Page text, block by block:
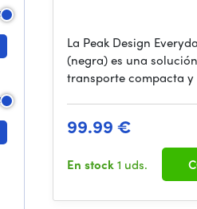
La Peak Design
(negra) es una
transporte compacta y
99.99 €
En stock1 uds.